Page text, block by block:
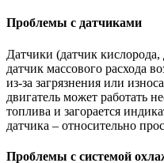
Проблемы с датчиками
Датчики (датчик
датчик массового расхода
из-за загрязнения или
двигатель может работать
топлива и загорается
датчика – относительно
Проблемы с системой